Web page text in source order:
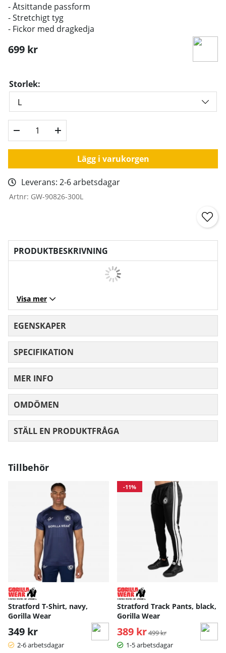
- Åtsittande passform
- Stretchigt tyg
- Fickor med dragkedja
699 kr
Storlek:
Lägg i varukorgen
Leverans: 2-6 arbetsdagar
Artnr: GW-90826-300L
PRODUKTBESKRIVNING
Visa mer
EGENSKAPER
SPECIFIKATION
MER INFO
OMDÖMEN
STÄLL EN PRODUKTFRÅGA
Tillbehör
Stratford T-Shirt, navy,
Gorilla Wear
349 kr
2-6 arbetsdagar
-11%
Stratford Track Pants, black,
Gorilla Wear
389 kr Ordinarie pris:
499 kr
1-5 arbetsdagar